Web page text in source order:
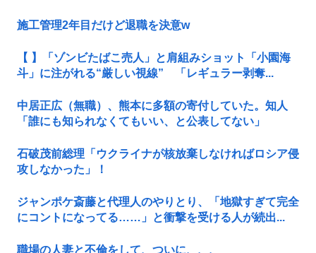
施工管理2年目だけど退職を決意w
【 】「ゾンビたばこ売人」と肩組みショット「小園海
斗」に注がれる“厳しい視線” 「レギュラー剥奪...
中居正広（無職）、熊本に多額の寄付していた。知人
「誰にも知られなくてもいい、と公表してない」
石破茂前総理「ウクライナが核放棄しなければロシア侵
攻しなかった」！
ジャンポケ斎藤と代理人のやりとり、「地獄すぎて完全
にコントになってる……」と衝撃を受ける人が続出...
職場の人妻と不倫をして、ついに、、、